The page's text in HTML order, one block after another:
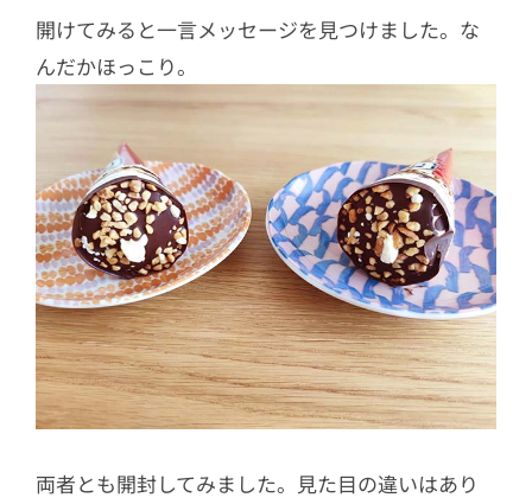
開けてみると一言メッセージを見つけました。な
んだかほっこり。
両者とも開封してみました。見た目の違いはあり